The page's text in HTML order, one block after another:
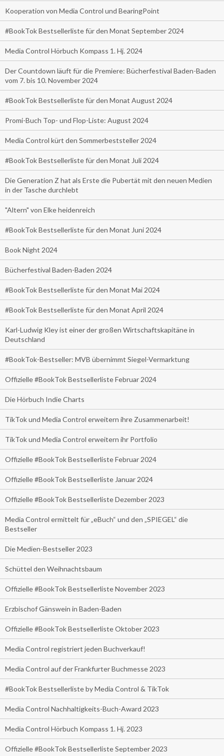
Kooperation von Media Control und BearingPoint
#BookTok Bestsellerliste für den Monat September 2024
Media Control Hörbuch Kompass 1. Hj. 2024
Der Countdown läuft für die Premiere: Bücherfestival Baden-Baden
vom 7. bis 10. November 2024
#BookTok Bestsellerliste für den Monat August 2024
Promi-Buch Top- und Flop-Liste: August 2024
Media Control kürt den Sommerbeststeller 2024
#BookTok Bestsellerliste für den Monat Juli 2024
Die Generation Z hat als Erste die Pubertät mit den neuen Medien
in der Tasche durchlebt
"Altern" von Elke heidenreich
#BookTok Bestsellerliste für den Monat Juni 2024
Book Night 2024
Bücherfestival Baden-Baden 2024
#BookTok Bestsellerliste für den Monat Mai 2024
#BookTok Bestsellerliste für den Monat April 2024
Karl-Ludwig Kley ist einer der großen Wirtschaftskapitäne in
Deutschland
#BookTok-Bestseller: MVB übernimmt Siegel-Vermarktung
Offizielle #BookTok Bestsellerliste Februar 2024
Die Hörbuch Indie Charts
TikTok und Media Control erweitern ihre Zusammenarbeit!
TikTok und Media Control erweitern ihr Portfolio
Offizielle #BookTok Bestsellerliste Februar 2024
Offizielle #BookTok Bestsellerliste Januar 2024
Offizielle #BookTok Bestsellerliste Dezember 2023
Media Control ermittelt für „eBuch“ und den „SPIEGEL“ die
Bestseller
Die Medien-Bestseller 2023
Schüttel den Weihnachtsbaum
Offizielle #BookTok Bestsellerliste November 2023
Erzbischof Gänswein in Baden-Baden
Offizielle #BookTok Bestsellerliste Oktober 2023
Media Control registriert jeden Buchverkauf!
Media Control auf der Frankfurter Buchmesse 2023
#BookTok Bestsellerliste by Media Control & TikTok
Media Control Nachhaltigkeits-Buch-Award 2023
Media Control Hörbuch Kompass 1. Hj. 2023
Offizielle #BookTok Bestsellerliste September 2023